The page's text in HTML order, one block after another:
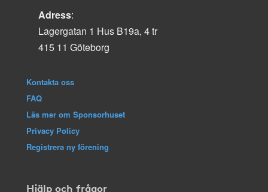
Adress:
Lagergatan 1 Hus B19a, 4 tr
415 11 Göteborg
Kontakta oss
FAQ
Läs mer om Sponsorhuset
Privacy Policy
Registrera ny förening
Hjälp och frågor